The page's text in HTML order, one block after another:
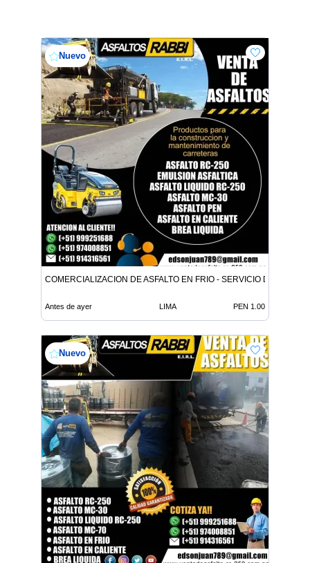
Nuevo
COMERCIALIZACION DE ASFALTO EN FRIO - SERVICIO DE
Antes de ayer LIMA PEN 1.00
Nuevo